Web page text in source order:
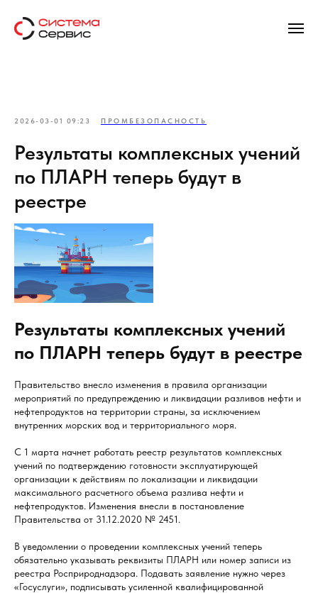
2026-03-01 09:23 ПРОМБЕЗОПАСНОСТЬ
Результаты комплексных учений
по ПЛАРН теперь будут в
реестре
Результаты комплексных учений
по ПЛАРН теперь будут в реестре
Правительство внесло изменения в правила организации
мероприятий по предупреждению и ликвидации разливов нефти и
нефтепродуктов на территории страны, за исключением
внутренних морских вод и территориального моря.
С 1 марта начнет работать реестр результатов комплексных
учений по подтверждению готовности эксплуатирующей
организации к действиям по локализации и ликвидации
максимального расчетного объема разлива нефти и
нефтепродуктов. Изменения внесли в постановление
Правительства от 31.12.2020 № 2451.
В уведомлении о проведении комплексных учений теперь
обязательно указывать реквизиты ПЛАРН или номер записи из
реестра Росприроднадзора. Подавать заявление нужно через
«Госуслуги», подписывать усиленной квалифицированной